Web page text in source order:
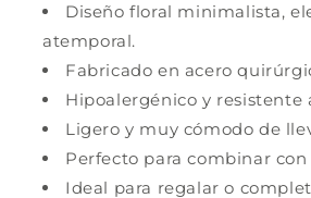
Diseño floral minimalista,
atemporal.
Fabricado en acero
Hipoalergénico y resistente
Ligero y muy cómodo de
Perfecto para combinar
Ideal para regalar o